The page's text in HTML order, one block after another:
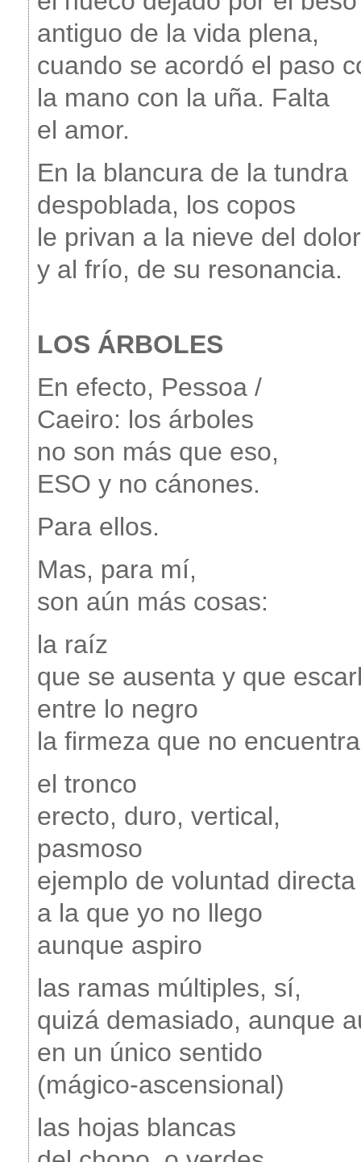
antiguo de la vida plena,
cuando se acordó el paso
la mano con la uña. Falta
el amor.
En la blancura de la tundra
despoblada, los copos
le privan a la nieve del dolor
y al frío, de su resonancia.
LOS ÁRBOLES
En efecto, Pessoa /
Caeiro: los árboles
no son más que eso,
ESO y no cánones.
Para ellos.
Mas, para mí,
son aún más cosas:
la raíz
que se ausenta y que
entre lo negro
la firmeza que no
el tronco
erecto, duro, vertical,
pasmoso
ejemplo de voluntad directa
a la que yo no llego
aunque aspiro
las ramas múltiples, sí,
quizá demasiado, aunque
en un único sentido
(mágico-ascensional)
las hojas blancas